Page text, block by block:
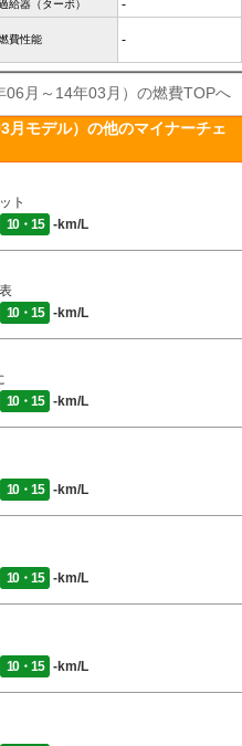
給器（ターボ） -
費性能 -
月～14年03月）の燃費TOPへ
月モデル）の他のマイナーチェ
ト
10・15 -km/L
10・15 -km/L
10・15 -km/L
10・15 -km/L
10・15 -km/L
10・15 -km/L